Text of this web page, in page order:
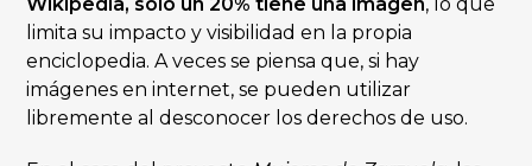
limita su impacto y visibilidad en la propia
enciclopedia. A veces se piensa que, si hay
imágenes en internet, se pueden utilizar
libremente al desconocer los derechos de uso.